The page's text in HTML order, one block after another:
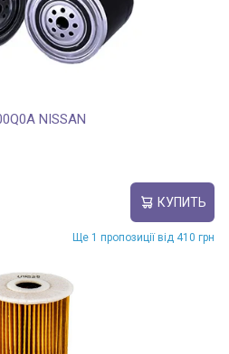
NISSAN
КУПИТЬ
Ще 1 пропозиції від 410 грн